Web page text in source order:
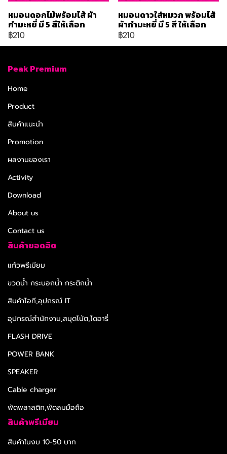
หมอนดอกไม้พร้อมไส้ ผ้า
กำมะหยี่ มี 5 สีให้เลือก
฿210
หมอนดาวใส่หมวก พร้อมไส้
ผ้ากำมะหยี่ มี 5 สี ให้เลือก
฿210
Peak Premium
Home
Product
สินค้าแนะนำ
Promotion
ผลงานของเรา
Activity
Download
About us
Contact us
สินค้ายอดฮิต
แก้วพรีเมียม
ขวดน้ำ กระบอกน้ำ กระติกน้ำ
สินค้าไอที,อุปกรณ์ IT
อุปกรณ์สำนักงาน,สมุดโน้ต,ไดอารี่
FLASH DRIVE
POWER BANK
SPEAKER
Cable charger
พัดพลาสติก,พัดลมมือถือ
สินค้าพรีเมียม
สินค้าในงบ 10-50 บาท